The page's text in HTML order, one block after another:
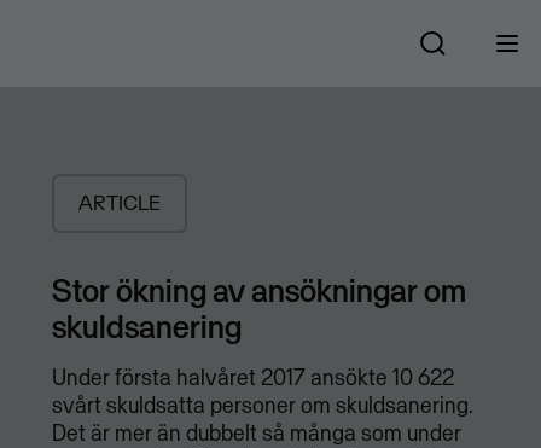
ARTICLE
Stor ökning av ansökningar om
skuldsanering
Under första halvåret 2017 ansökte 10 622
svårt skuldsatta personer om skuldsanering.
Det är mer än dubbelt så många som under